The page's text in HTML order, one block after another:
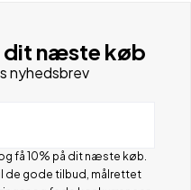
dit næste køb
nyhedsbrev
få 10% på dit næste køb.
de gode tilbud, målrettet